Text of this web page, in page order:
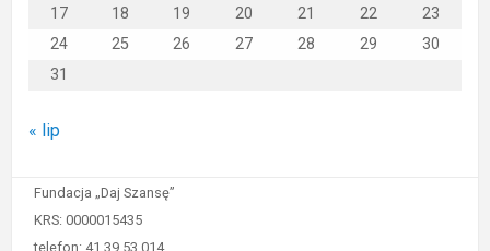
17
18 19 20 21 22
23
24
25 26 27 28 29
30
31
« lip
Fundacja „Daj Szansę”
KRS: 0000015435
telefon: 41 39 53 014